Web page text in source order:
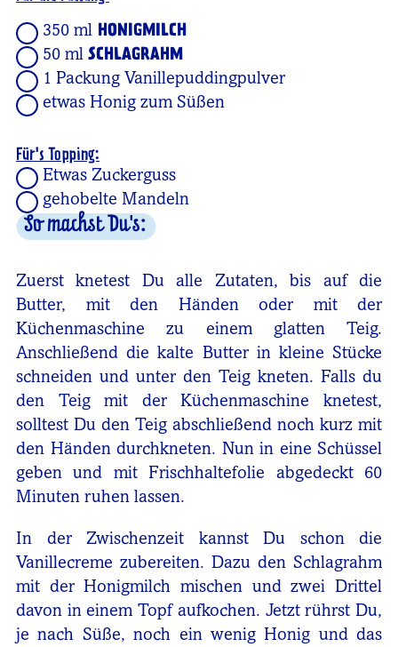
350 ml HONIGMILCH
50 ml SCHLAGRAHM
1 Packung Vanillepuddingpulver
etwas Honig zum Süßen
Für's Topping:
Etwas Zuckerguss
gehobelte Mandeln
So machst Du's:
Zuerst knetest Du alle Zutaten, bis auf die
Butter, mit den Händen oder mit der
Küchenmaschine zu einem glatten Teig.
Anschließend die kalte Butter in kleine Stücke
schneiden und unter den Teig kneten. Falls du
den Teig mit der Küchenmaschine knetest,
solltest Du den Teig abschließend noch kurz mit
den Händen durchkneten. Nun in eine Schüssel
geben und mit Frischhaltefolie abgedeckt 60
Minuten ruhen lassen.
In der Zwischenzeit kannst Du schon die
Vanillecreme zubereiten. Dazu den Schlagrahm
mit der Honigmilch mischen und zwei Drittel
davon in einem Topf aufkochen. Jetzt rührst Du,
je nach Süße, noch ein wenig Honig und das